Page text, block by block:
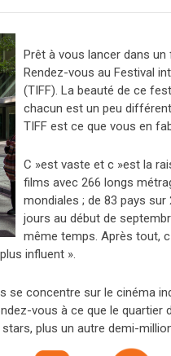
Prêt à vous lancer dans
Rendez-vous au Festival
(TIFF). La beauté de ce
chacun est un peu
TIFF est ce que vous en
C »est vaste et c »est la
films avec 266 longs
mondiales ; de 83 pays sur
jours au début de
même temps. Après tout,
influent ».
concentre sur le cinéma
vous à ce que le quartier
plus un autre demi-